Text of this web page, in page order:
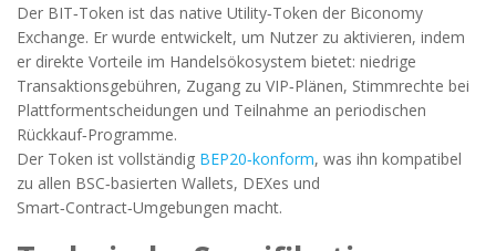
Der BIT‑Token ist das native Utility‑Token der Biconomy
Exchange. Er wurde entwickelt, um Nutzer zu aktivieren, indem
er direkte Vorteile im Handelsökosystem bietet: niedrige
Transaktionsgebühren, Zugang zu VIP‑Plänen, Stimmrechte bei
Plattformentscheidungen und Teilnahme an periodischen
Rückkauf‑Programme.
Der Token ist vollständig BEP20‑konform, was ihn kompatibel
zu allen BSC‑basierten Wallets, DEXes und
Smart‑Contract‑Umgebungen macht.